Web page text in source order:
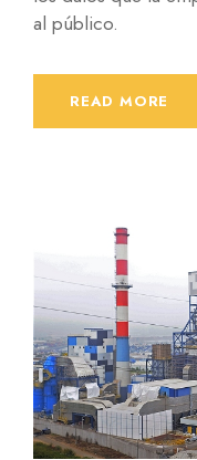
al público.
READ MORE